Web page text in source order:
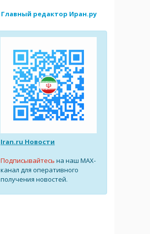
Главный редактор Иран.ру
Iran.ru Новости
Подписывайтесь на наш MAX-
канал для оперативного
получения новостей.